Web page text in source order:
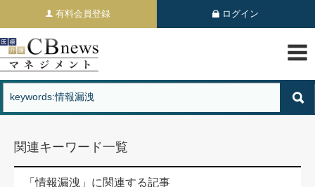
有料会員登録 ログイン
関連キーワード一覧
「情報漏洩」に関連する記事